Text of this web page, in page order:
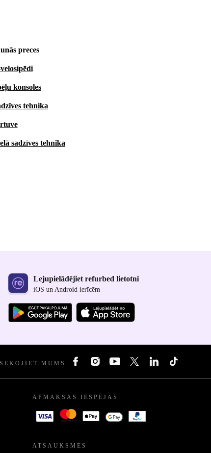
preces
konsoles
tehnika
sadzīves tehnika
Lejupielādējiet refurbed lietotni
iOS un Android ierīcēm
SEKOJIET MUMS
APMAKSAS IESPĒJAS
ATSAUKSMES